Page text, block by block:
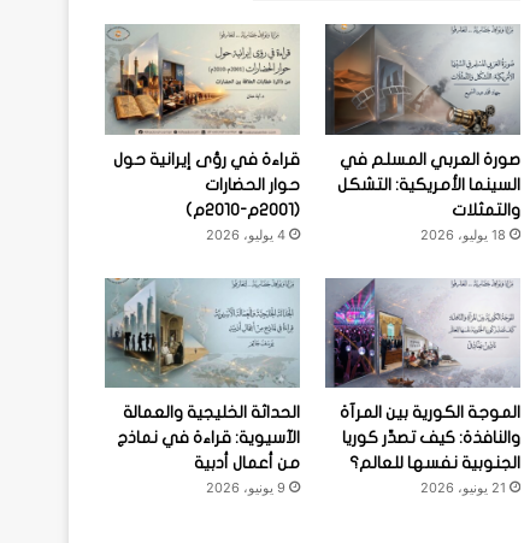
صورة العربي المسلم في
السينما الأمريكية: التشكل
والتمثلات
18 يوليو، 2026
قراءة في رؤى إيرانية حول
حوار الحضارات
(2001م-2010م)
4 يوليو، 2026
الموجة الكورية بين المرآة
والنافذة: كيف تصدِّر كوريا
الجنوبية نفسها للعالم؟
21 يونيو، 2026
الحداثة الخليجية والعمالة
الآسيوية: قراءة في نماذج
من أعمال أدبية
9 يونيو، 2026